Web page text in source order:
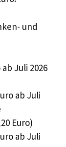
und
Juli 2026
ab Juli
Euro)
ab Juli